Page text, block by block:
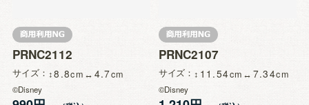
PRNC2112
サイズ 8.8 4.7
©Disney
PRNC2107
サイズ 11.54 7.34
©Disney